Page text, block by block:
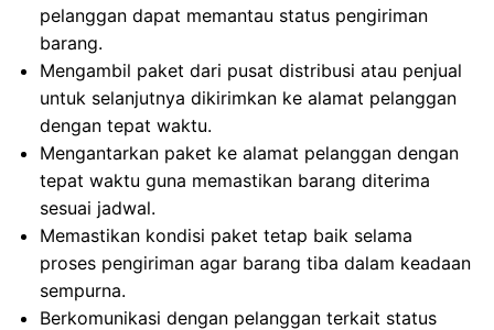
pelanggan dapat memantau status pengiriman
barang.
Mengambil paket dari pusat distribusi atau penjual
untuk selanjutnya dikirimkan ke alamat pelanggan
dengan tepat waktu.
Mengantarkan paket ke alamat pelanggan dengan
tepat waktu guna memastikan barang diterima
sesuai jadwal.
Memastikan kondisi paket tetap baik selama
proses pengiriman agar barang tiba dalam keadaan
sempurna.
Berkomunikasi dengan pelanggan terkait status